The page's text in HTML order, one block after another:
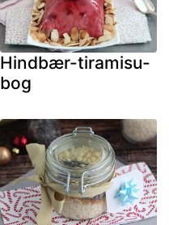
Hindbær-tiramisu-
bog